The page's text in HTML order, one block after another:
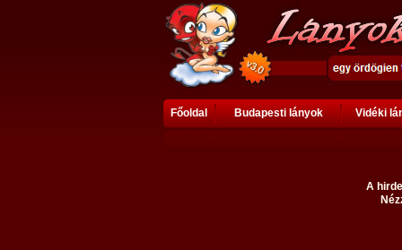
Főoldal Budapesti lányok Vidéki
A